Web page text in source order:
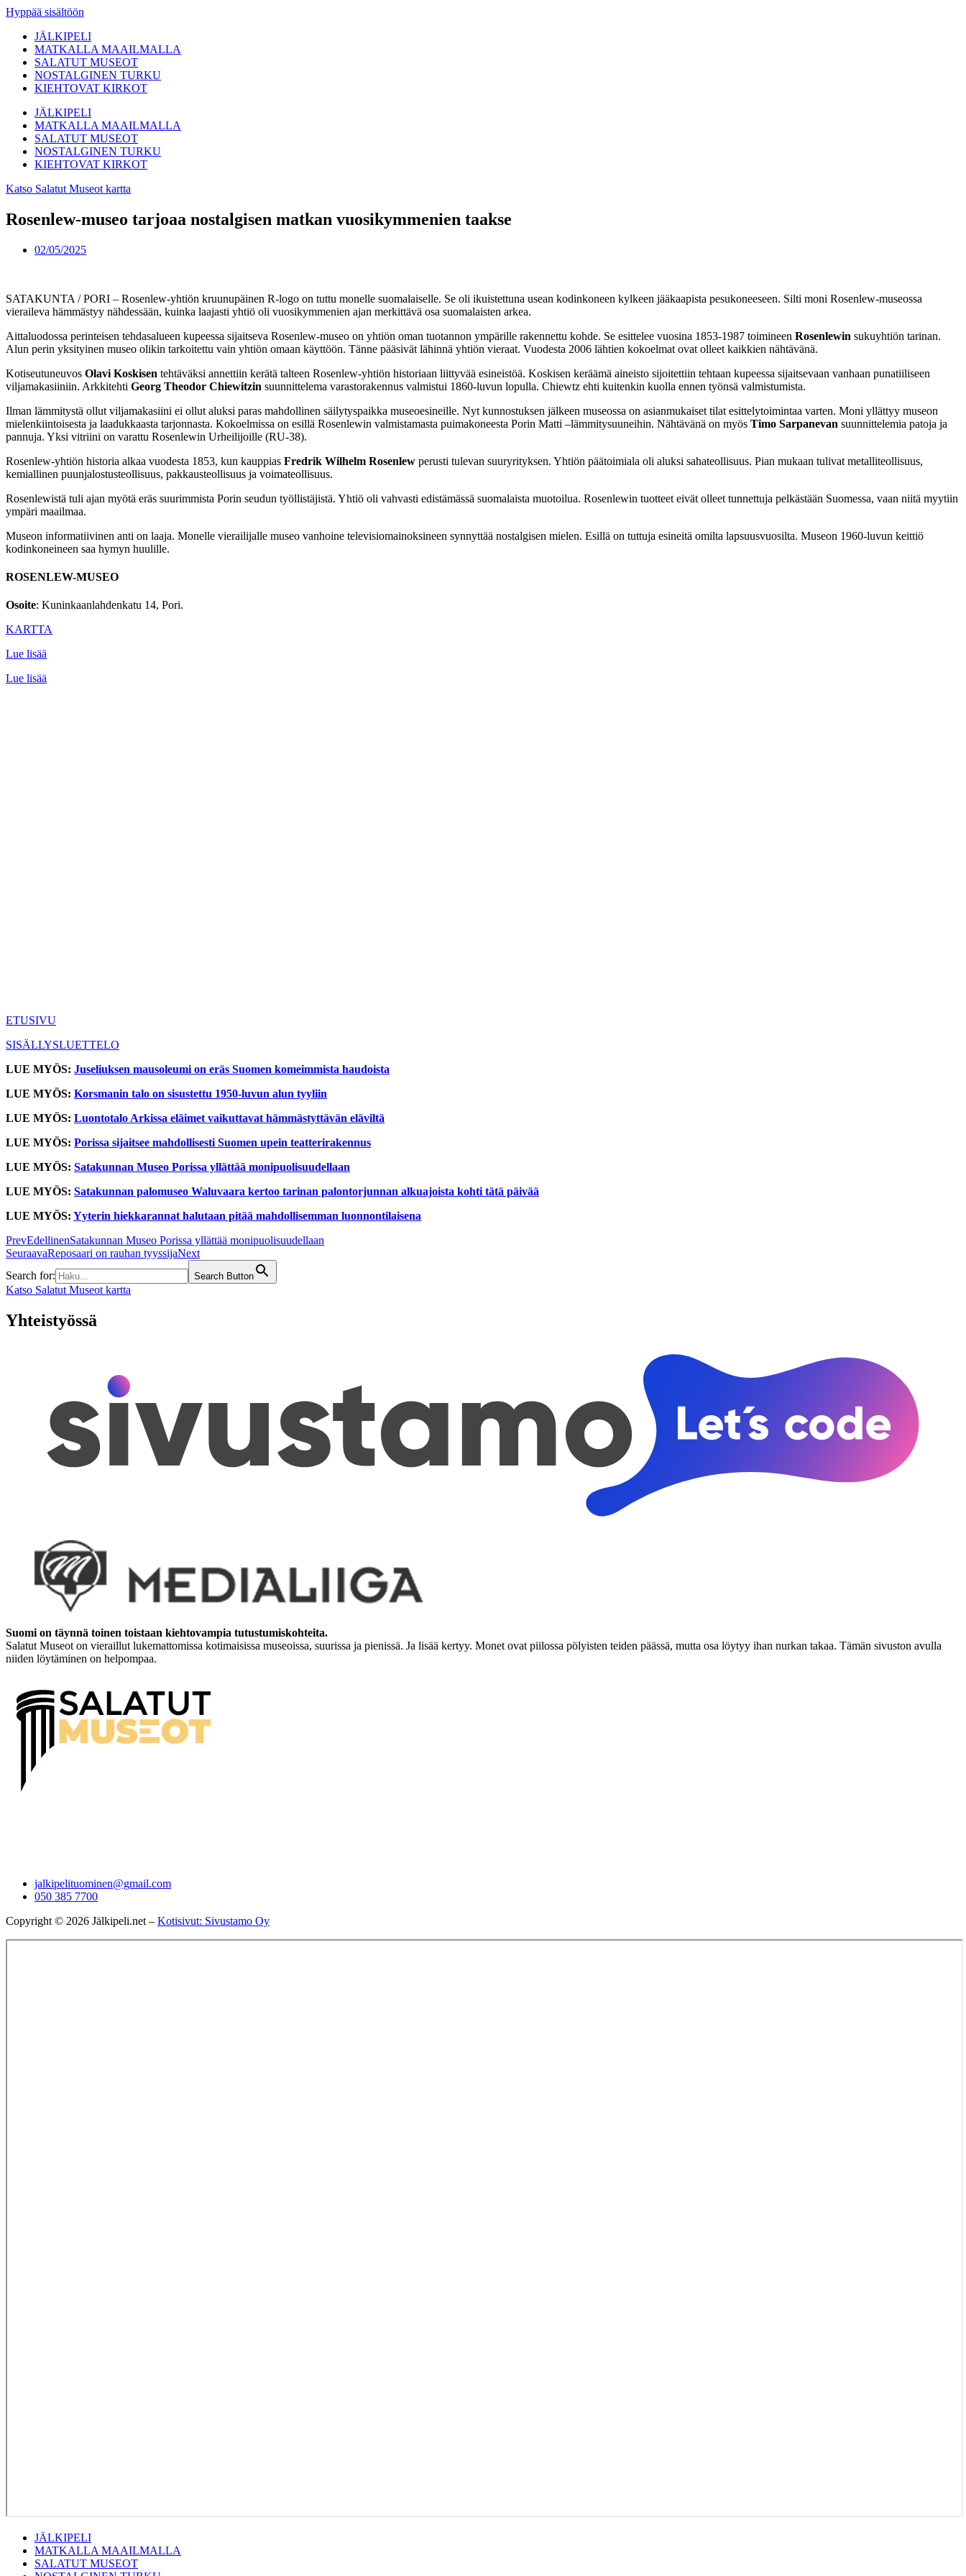
Hyppää sisältöön
JÄLKIPELI
MATKALLA MAAILMALLA
SALATUT MUSEOT
NOSTALGINEN TURKU
KIEHTOVAT KIRKOT
JÄLKIPELI
MATKALLA MAAILMALLA
SALATUT MUSEOT
NOSTALGINEN TURKU
KIEHTOVAT KIRKOT
Katso Salatut Museot kartta
Rosenlew-museo tarjoaa nostalgisen matkan vuosikymmenien taakse
02/05/2025
SATAKUNTA / PORI – Rosenlew-yhtiön kruunupäinen R-logo on tuttu monelle suomalaiselle. Se oli ikuistettuna usean kodinkoneen kylkeen jääkaapista pesukoneeseen. Silti moni Rosenlew-museossa
vieraileva hämmästyy nähdessään, kuinka laajasti yhtiö oli vuosikymmenien ajan merkittävä osa suomalaisten arkea.
Aittaluodossa perinteisen tehdasalueen kupeessa sijaitseva Rosenlew-museo on yhtiön oman tuotannon ympärille rakennettu kohde. Se esittelee vuosina 1853-1987 toimineen Rosenlewin sukuyhtiön tarinan.
Alun perin yksityinen museo olikin tarkoitettu vain yhtiön omaan käyttöön. Tänne pääsivät lähinnä yhtiön vieraat. Vuodesta 2006 lähtien kokoelmat ovat olleet kaikkien nähtävänä.
Kotiseutuneuvos Olavi Koskisen tehtäväksi annettiin kerätä talteen Rosenlew-yhtiön historiaan liittyvää esineistöä. Koskisen keräämä aineisto sijoitettiin tehtaan kupeessa sijaitsevaan vanhaan punatiiliseen
viljamakasiiniin. Arkkitehti Georg Theodor Chiewitzin suunnittelema varastorakennus valmistui 1860-luvun lopulla. Chiewtz ehti kuitenkin kuolla ennen työnsä valmistumista.
Ilman lämmitystä ollut viljamakasiini ei ollut aluksi paras mahdollinen säilytyspaikka museoesineille. Nyt kunnostuksen jälkeen museossa on asianmukaiset tilat esittelytoimintaa varten. Moni yllättyy museon
mielenkiintoisesta ja laadukkaasta tarjonnasta. Kokoelmissa on esillä Rosenlewin valmistamasta puimakoneesta Porin Matti –lämmitysuuneihin. Nähtävänä on myös Timo Sarpanevan suunnittelemia patoja ja
pannuja. Yksi vitriini on varattu Rosenlewin Urheilijoille (RU-38).
Rosenlew-yhtiön historia alkaa vuodesta 1853, kun kauppias Fredrik Wilhelm Rosenlew perusti tulevan suuryrityksen. Yhtiön päätoimiala oli aluksi sahateollisuus. Pian mukaan tulivat metalliteollisuus,
kemiallinen puunjalostusteollisuus, pakkausteollisuus ja voimateollisuus.
Rosenlewistä tuli ajan myötä eräs suurimmista Porin seudun työllistäjistä. Yhtiö oli vahvasti edistämässä suomalaista muotoilua. Rosenlewin tuotteet eivät olleet tunnettuja pelkästään Suomessa, vaan niitä myytiin
ympäri maailmaa.
Museon informatiivinen anti on laaja. Monelle vierailijalle museo vanhoine televisiomainoksineen synnyttää nostalgisen mielen. Esillä on tuttuja esineitä omilta lapsuusvuosilta. Museon 1960-luvun keittiö
kodinkoneineen saa hymyn huulille.
ROSENLEW-MUSEO
Osoite: Kuninkaanlahdenkatu 14, Pori.
KARTTA
Lue lisää
Lue lisää
ETUSIVU
SISÄLLYSLUETTELO
LUE MYÖS: Juseliuksen mausoleumi on eräs Suomen komeimmista haudoista
LUE MYÖS: Korsmanin talo on sisustettu 1950-luvun alun tyyliin
LUE MYÖS: Luontotalo Arkissa eläimet vaikuttavat hämmästyttävän eläviltä
LUE MYÖS: Porissa sijaitsee mahdollisesti Suomen upein teatterirakennus
LUE MYÖS: Satakunnan Museo Porissa yllättää monipuolisuudellaan
LUE MYÖS: Satakunnan palomuseo Waluvaara kertoo tarinan palontorjunnan alkuajoista kohti tätä päivää
LUE MYÖS: Yyterin hiekkarannat halutaan pitää mahdollisemman luonnontilaisena
PrevEdellinenSatakunnan Museo Porissa yllättää monipuolisuudellaan
SeuraavaReposaari on rauhan tyyssijaNext
Search for:
Search Button
Katso Salatut Museot kartta
Yhteistyössä
Suomi on täynnä toinen toistaan kiehtovampia tutustumiskohteita.
Salatut Museot on vieraillut lukemattomissa kotimaisissa museoissa, suurissa ja pienissä. Ja lisää kertyy. Monet ovat piilossa pölyisten teiden päässä, mutta osa löytyy ihan nurkan takaa. Tämän sivuston avulla
niiden löytäminen on helpompaa.
jalkipelituominen@gmail.com
050 385 7700
Copyright © 2026 Jälkipeli.net – Kotisivut: Sivustamo Oy
JÄLKIPELI
MATKALLA MAAILMALLA
SALATUT MUSEOT